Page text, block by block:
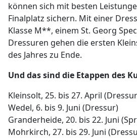
können sich mit besten
Finalplatz sichern. Mit einer
Klasse M**, einem St. Georg
Dressuren gehen die ersten
des Jahres zu Ende.
Und das sind die Etappen des
Kleinsolt, 25. bis 27. April
Wedel, 6. bis 9. Juni (Dressur)
Granderheide, 20. bis 22. Juni
Mohrkirch, 27. bis 29. Juni